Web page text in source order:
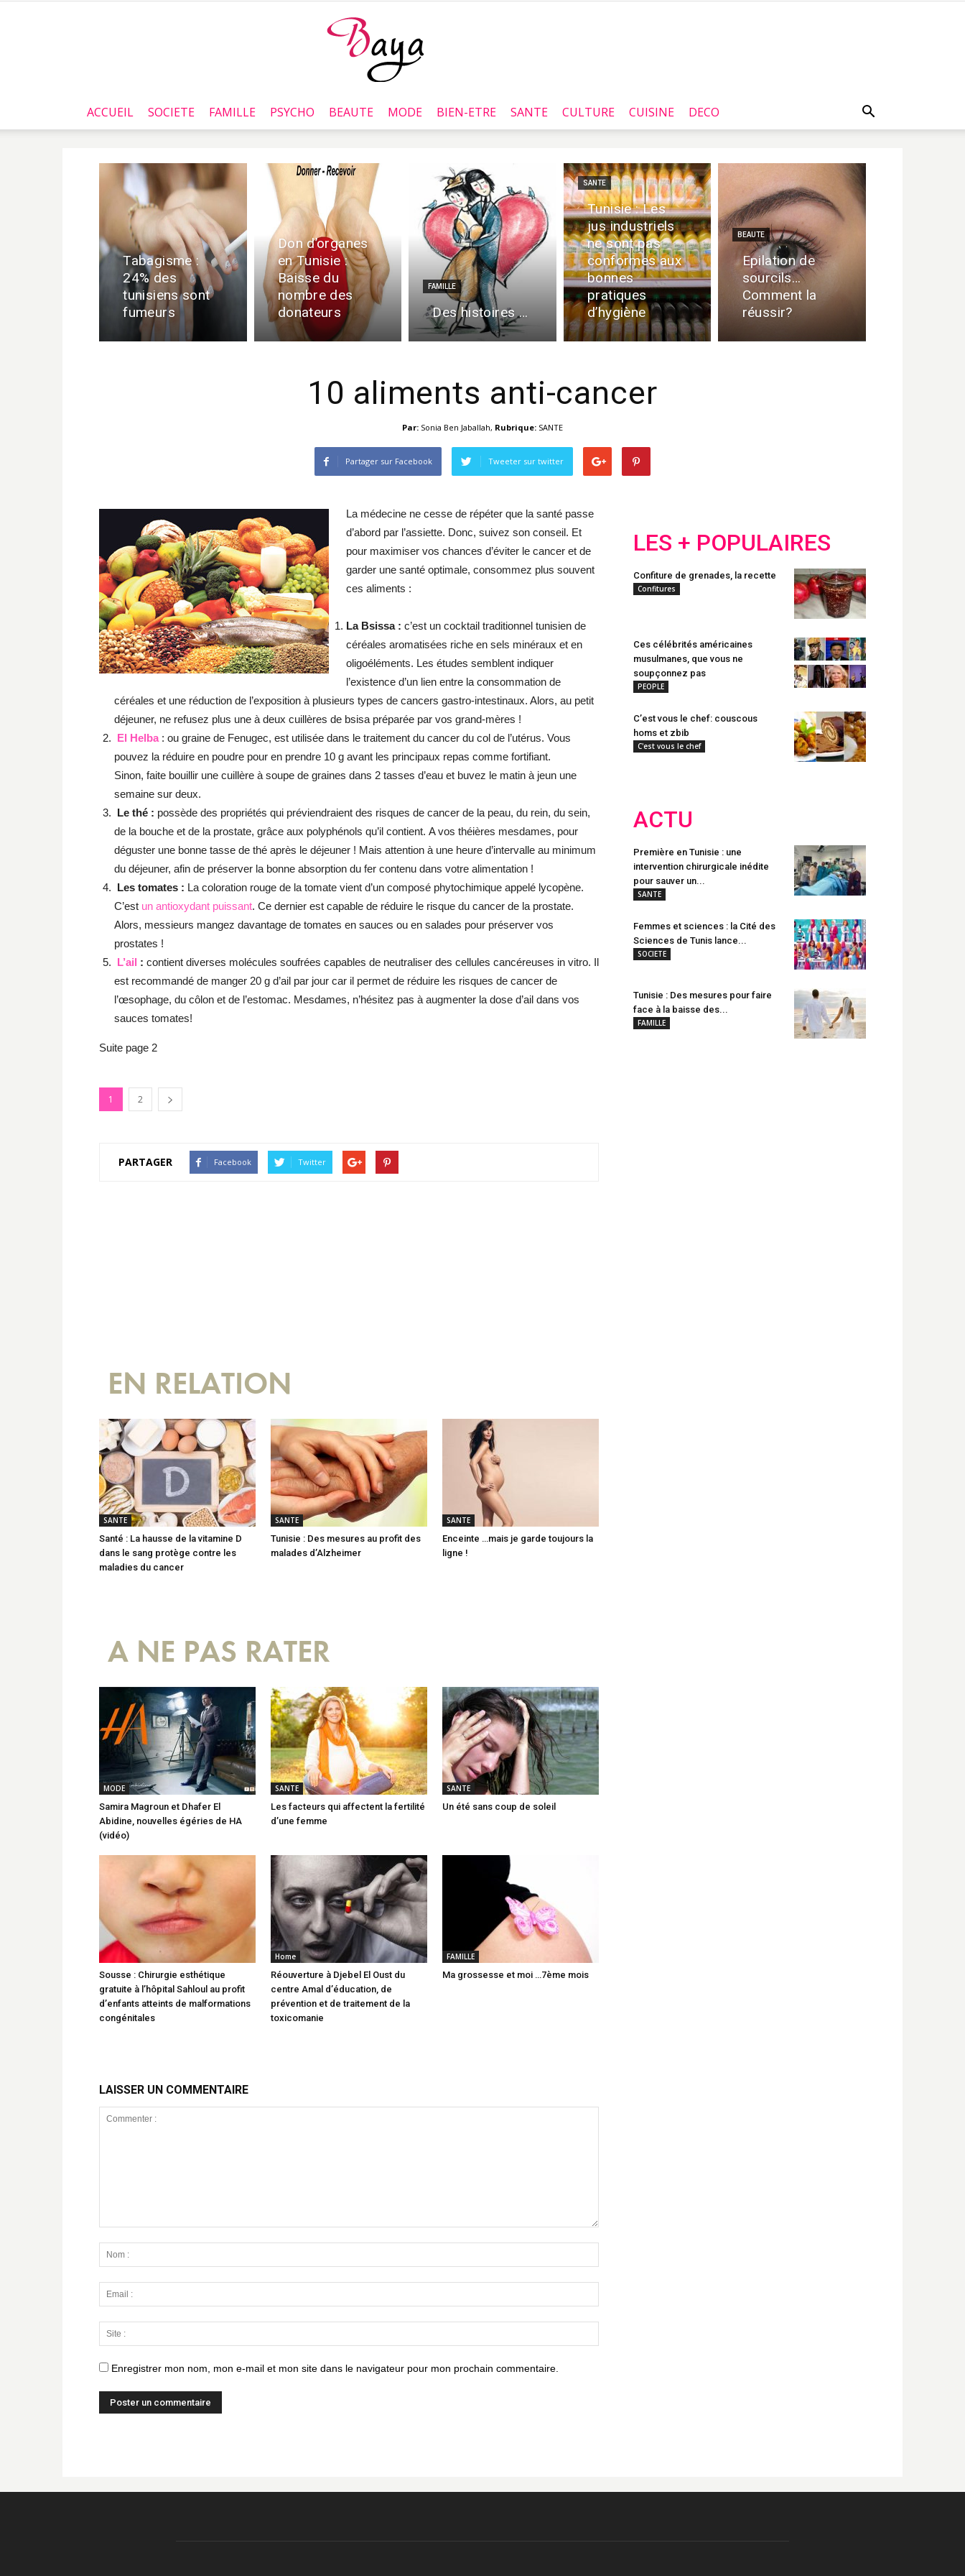
Baya.tn
ACCUEIL SOCIETE FAMILLE PSYCHO BEAUTE MODE BIEN-ETRE SANTE CULTURE CUISINE DECO
Tabagisme :
24% des
tunisiens sont
fumeurs
Don d’organes
en Tunisie :
Baisse du
nombre des
donateurs
FAMILLE
Des histoires …
SANTE
Tunisie : Les
jus industriels
ne sont pas
conformes aux
bonnes
pratiques
d’hygiène
BEAUTE
Epilation de
sourcils…
Comment la
réussir?
10 aliments anti-cancer
Par: Sonia Ben Jaballah, Rubrique: SANTE
Partager sur Facebook Tweeter sur twitter
La médecine ne cesse de répéter que la santé passe
d’abord par l’assiette. Donc, suivez son conseil. Et
pour maximiser vos chances d’éviter le cancer et de
garder une santé optimale, consommez plus souvent
ces aliments :
La Bsissa : c’est un cocktail traditionnel tunisien de
céréales aromatisées riche en sels minéraux et en
oligoéléments. Les études semblent indiquer
l’existence d’un lien entre la consommation de
céréales et une réduction de l’exposition à plusieurs types de cancers gastro-intestinaux. Alors, au petit
déjeuner, ne refusez plus une à deux cuillères de bsisa préparée par vos grand-mères !
El Helba: ou graine de Fenugec, est utilisée dans le traitement du cancer du col de l’utérus. Vous
pouvez la réduire en poudre pour en prendre 10 g avant les principaux repas comme fortifiant.
Sinon, faite bouillir une cuillère à soupe de graines dans 2 tasses d’eau et buvez le matin à jeun une
semaine sur deux.
Le thé : possède des propriétés qui préviendraient des risques de cancer de la peau, du rein, du sein,
de la bouche et de la prostate, grâce aux polyphénols qu’il contient. A vos théières mesdames, pour
déguster une bonne tasse de thé après le déjeuner ! Mais attention à une heure d’intervalle au minimum
du déjeuner, afin de préserver la bonne absorption du fer contenu dans votre alimentation !
Les tomates : La coloration rouge de la tomate vient d’un composé phytochimique appelé lycopène.
C’est un antioxydant puissant. Ce dernier est capable de réduire le risque du cancer de la prostate.
Alors, messieurs mangez davantage de tomates en sauces ou en salades pour préserver vos
prostates !
L’ail : contient diverses molécules soufrées capables de neutraliser des cellules cancéreuses in vitro. Il
est recommandé de manger 20 g d’ail par jour car il permet de réduire les risques de cancer de
l’œsophage, du côlon et de l’estomac. Mesdames, n’hésitez pas à augmenter la dose d’ail dans vos
sauces tomates!
Suite page 2
1 2
PARTAGER Facebook Twitter
EN RELATION
SANTE
Santé : La hausse de la vitamine D
dans le sang protège contre les
maladies du cancer
SANTE
Tunisie : Des mesures au profit des
malades d’Alzheimer
SANTE
Enceinte …mais je garde toujours la
ligne !
A NE PAS RATER
MODE
Samira Magroun et Dhafer El
Abidine, nouvelles égéries de HA
(vidéo)
SANTE
Les facteurs qui affectent la fertilité
d’une femme
SANTE
Un été sans coup de soleil
Sousse : Chirurgie esthétique
gratuite à l’hôpital Sahloul au profit
d’enfants atteints de malformations
congénitales
Home
Réouverture à Djebel El Oust du
centre Amal d’éducation, de
prévention et de traitement de la
toxicomanie
FAMILLE
Ma grossesse et moi …7ème mois
LAISSER UN COMMENTAIRE
Enregistrer mon nom, mon e-mail et mon site dans le navigateur pour mon prochain commentaire.
LES + POPULAIRES
Confiture de grenades, la recette
Confitures
Ces célébrités américaines
musulmanes, que vous ne
soupçonnez pas
PEOPLE
C’est vous le chef: couscous
homs et zbib
C'est vous le chef
ACTU
Première en Tunisie : une
intervention chirurgicale inédite
pour sauver un...
SANTE
Femmes et sciences : la Cité des
Sciences de Tunis lance...
SOCIETE
Tunisie : Des mesures pour faire
face à la baisse des...
FAMILLE